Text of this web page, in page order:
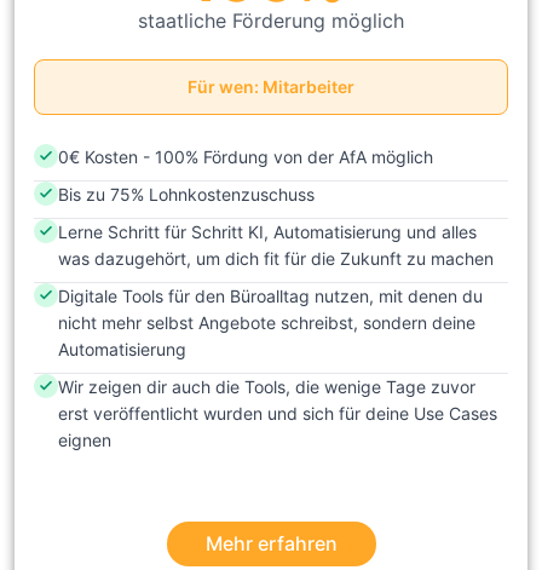
staatliche Förderung möglich
Für wen: Mitarbeiter
0€ Kosten - 100% Fördung von der AfA möglich
Bis zu 75% Lohnkostenzuschuss
Lerne Schritt für Schritt KI, Automatisierung und alles
was dazugehört, um dich fit für die Zukunft zu machen
Digitale Tools für den Büroalltag nutzen, mit denen du
nicht mehr selbst Angebote schreibst, sondern deine
Automatisierung
Wir zeigen dir auch die Tools, die wenige Tage zuvor
erst veröffentlicht wurden und sich für deine Use Cases
eignen
Mehr erfahren